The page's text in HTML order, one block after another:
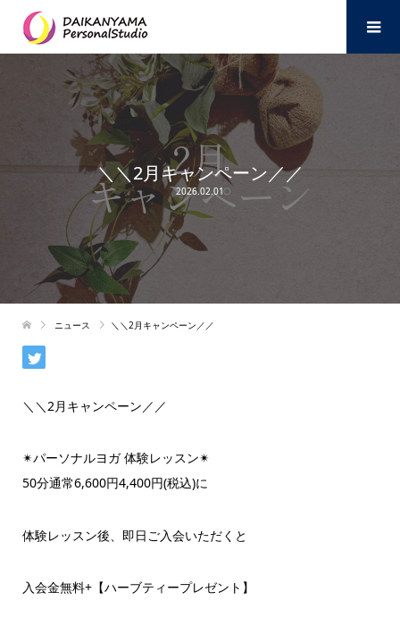
＼＼2月キャンペーン／／
2026.02.01
ニュース ＼＼2月キャンペーン／／
＼＼2月キャンペーン／／
✴︎パーソナルヨガ 体験レッスン✴︎
50分通常6,600円4,400円(税込)に
体験レッスン後、即日ご入会いただくと
入会金無料+【ハーブティープレゼント】